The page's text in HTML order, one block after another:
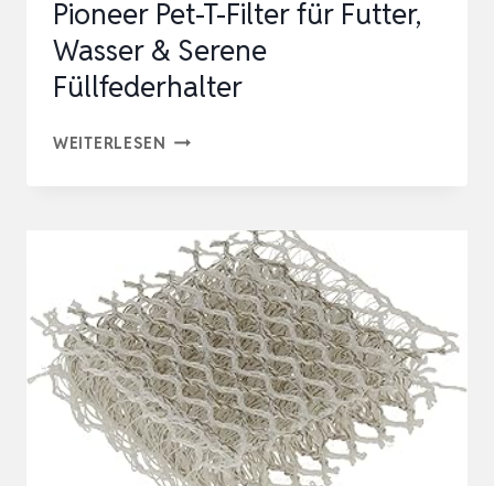
Pioneer Pet-T-Filter für Futter,
Wasser & Serene
Füllfederhalter
WEITERLESEN PIONEER
FILTER
FÜR
FUTTER,
WASSER
&
SERENE
FÜLLFEDERHALTER